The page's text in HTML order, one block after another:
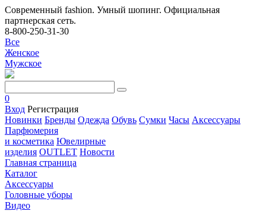
Современный fashion. Умный шопинг. Официальная
партнерская сеть.
8-800-250-31-30
Все
Женское
Мужское
0
Вход Регистрация
Новинки Бренды Одежда Обувь Сумки Часы Аксессуары
Парфюмерия
и косметика Ювелирные
изделия OUTLET Новости
Главная страница
Каталог
Аксессуары
Головные уборы
Видео